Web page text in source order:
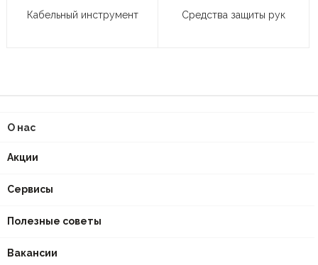
Кабельный инструмент Средства защиты рук
О нас
Акции
Сервисы
Полезные советы
Вакансии